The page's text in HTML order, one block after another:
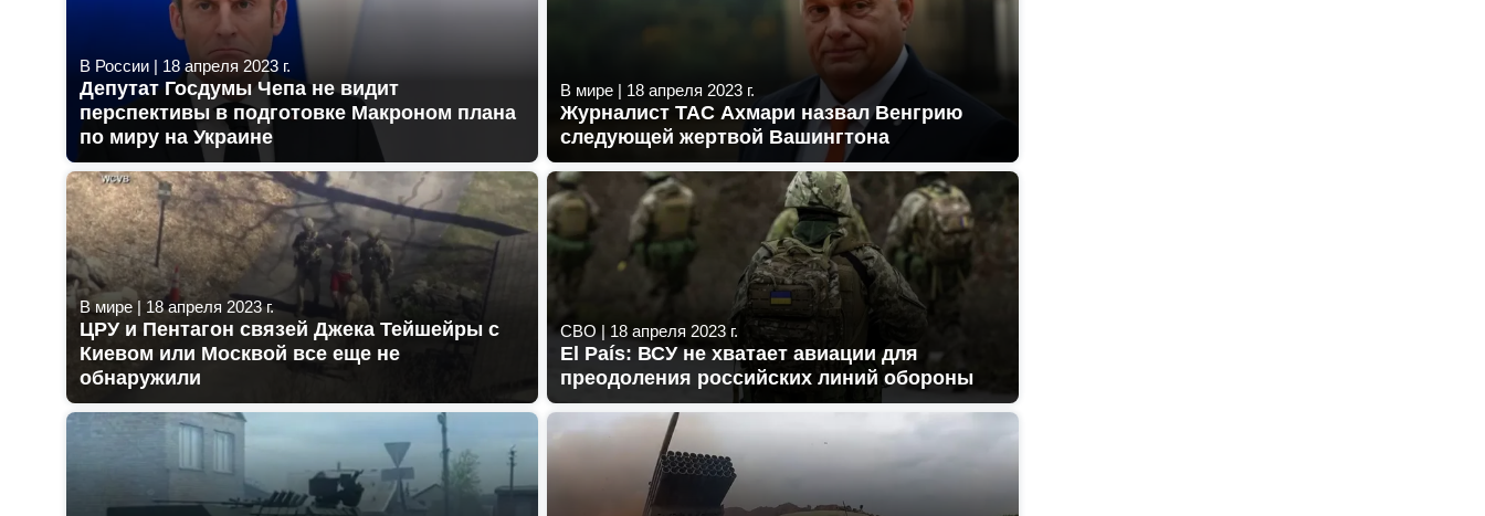
В России | 18 апреля 2023 г.
Депутат Госдумы Чепа не видит
перспективы в подготовке Макроном плана
по миру на Украине
В мире | 18 апреля 2023 г.
Журналист ТАС Ахмари назвал Венгрию
следующей жертвой Вашингтона
В мире| 18 апреля 2023 г.
ЦРУ и Пентагон связей Джека Тейшейры с
Киевом или Москвой все еще не
обнаружили
СВО | 18 апреля 2023 г.
El País: ВСУ не хватает авиации для
преодоления российских линий обороны